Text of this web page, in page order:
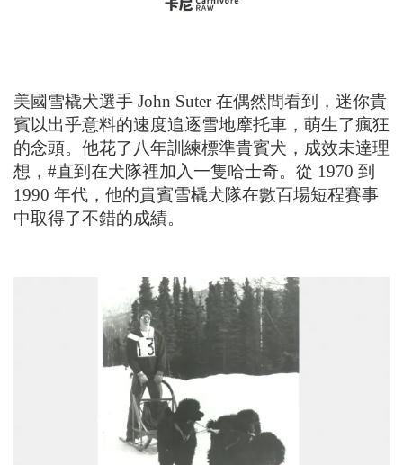
美國雪橇犬選手 John Suter 在偶然間看到，迷你貴
賓以出乎意料的速度追逐雪地摩托車，萌生了瘋狂
的念頭。他花了八年訓練標準貴賓犬，成效未達理
想，#直到在犬隊裡加入一隻哈士奇。從 1970 到
1990 年代，他的貴賓雪橇犬隊在數百場短程賽事
中取得了不錯的成績。